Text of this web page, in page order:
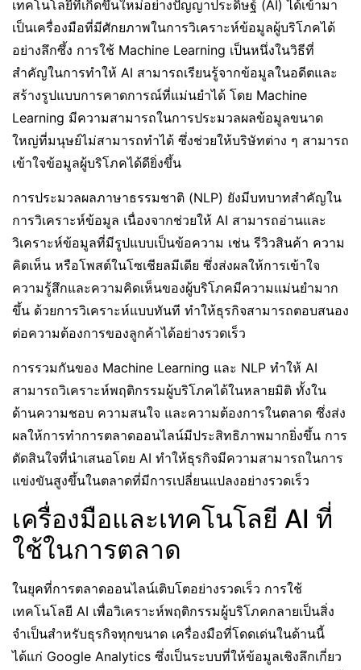
เทคโนโลยีที่เกิดขึ้นใหม่อย่างปัญญาประดิษฐ์ (AI) ได้เข้ามา
เป็นเครื่องมือที่มีศักยภาพในการวิเคราะห์ข้อมูลผู้บริโภคได้
อย่างลึกซึ้ง การใช้ Machine Learning เป็นหนึ่งในวิธีที่
สำคัญในการทำให้ AI สามารถเรียนรู้จากข้อมูลในอดีตและ
สร้างรูปแบบการคาดการณ์ที่แม่นยำได้ โดย Machine
Learning มีความสามารถในการประมวลผลข้อมูลขนาด
ใหญ่ที่มนุษย์ไม่สามารถทำได้ ซึ่งช่วยให้บริษัทต่าง ๆ สามารถ
เข้าใจข้อมูลผู้บริโภคได้ดียิ่งขึ้น
การประมวลผลภาษาธรรมชาติ (NLP) ยังมีบทบาทสำคัญใน
การวิเคราะห์ข้อมูล เนื่องจากช่วยให้ AI สามารถอ่านและ
วิเคราะห์ข้อมูลที่มีรูปแบบเป็นข้อความ เช่น รีวิวสินค้า ความ
คิดเห็น หรือโพสต์ในโซเชียลมีเดีย ซึ่งส่งผลให้การเข้าใจ
ความรู้สึกและความคิดเห็นของผู้บริโภคมีความแม่นยำมาก
ขึ้น ด้วยการวิเคราะห์แบบทันที ทำให้ธุรกิจสามารถตอบสนอง
ต่อความต้องการของลูกค้าได้อย่างรวดเร็ว
การรวมกันของ Machine Learning และ NLP ทำให้ AI
สามารถวิเคราะห์พฤติกรรมผู้บริโภคได้ในหลายมิติ ทั้งใน
ด้านความชอบ ความสนใจ และความต้องการในตลาด ซึ่งส่ง
ผลให้การทำการตลาดออนไลน์มีประสิทธิภาพมากยิ่งขึ้น การ
ตัดสินใจที่นำเสนอโดย AI ทำให้ธุรกิจมีความสามารถในการ
แข่งขันสูงขึ้นในตลาดที่มีการเปลี่ยนแปลงอย่างรวดเร็ว
เครื่องมือและเทคโนโลยี AI ที่
ใช้ในการตลาด
ในยุคที่การตลาดออนไลน์เติบโตอย่างรวดเร็ว การใช้
เทคโนโลยี AI เพื่อวิเคราะห์พฤติกรรมผู้บริโภคกลายเป็นสิ่ง
จำเป็นสำหรับธุรกิจทุกขนาด เครื่องมือที่โดดเด่นในด้านนี้
ได้แก่ Google Analytics ซึ่งเป็นระบบที่ให้ข้อมูลเชิงลึกเกี่ยว